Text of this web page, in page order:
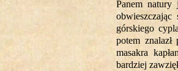
Panem
górskiego
potem
masakra
bardziej